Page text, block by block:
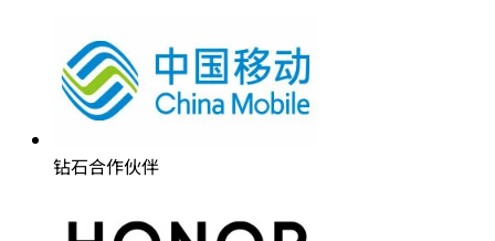
钻石合作伙伴